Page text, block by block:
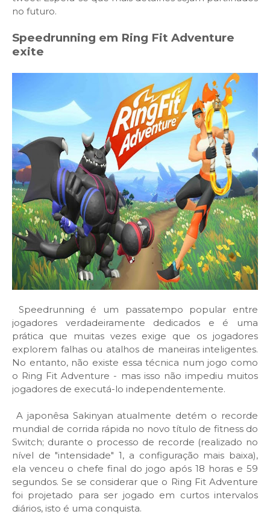
no futuro.
Speedrunning em Ring Fit Adventure
exite
Speedrunning é um passatempo popular entre
jogadores verdadeiramente dedicados e é uma
prática que muitas vezes exige que os jogadores
explorem falhas ou atalhos de maneiras inteligentes.
No entanto, não existe essa técnica num jogo como
o Ring Fit Adventure - mas isso não impediu muitos
jogadores de executá-lo independentemente.
A japonêsa Sakinyan atualmente detém o recorde
mundial de corrida rápida no novo título de fitness do
Switch; durante o processo de recorde (realizado no
nível de "intensidade" 1, a configuração mais baixa),
ela venceu o chefe final do jogo após 18 horas e 59
segundos. Se se considerar que o Ring Fit Adventure
foi projetado para ser jogado em curtos intervalos
diários, isto é uma conquista.